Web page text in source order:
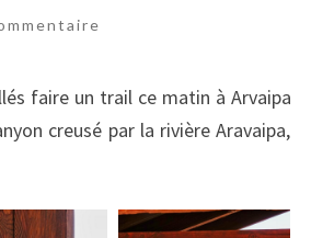
faire un trail ce matin à Arvaipa
creusé par la rivière Aravaipa,